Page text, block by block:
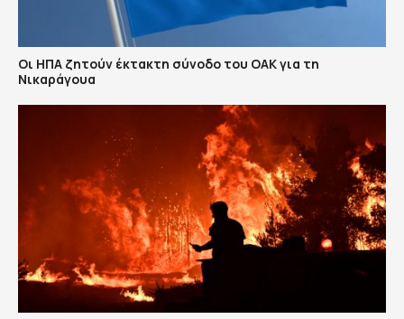
Οι ΗΠΑ ζητούν έκτακτη σύνοδο του ΟΑΚ για τη
Νικαράγουα